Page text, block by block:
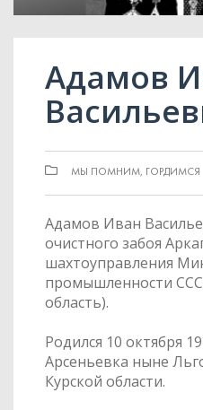
Адамов
МЫ ПОМНИМ, ГОРДИМСЯ
Адамов Иван
очистного забоя
шахтоуправления
промышленности
область).
Родился 10 октября
Арсеньевка ныне
Курской области.